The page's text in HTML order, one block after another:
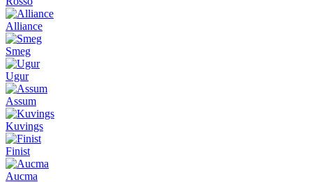
Alliance
Smeg
Ugur
Assum
Kuvings
Finist
Aucma